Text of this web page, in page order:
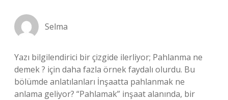
Selma
Yazı bilgilendirici bir çizgide ilerliyor; Pahlanma ne
demek ? için daha fazla örnek faydalı olurdu. Bu
bölümde anlatılanları İnşaatta pahlanmak ne
anlama geliyor? “Pahlamak” inşaat alanında, bir